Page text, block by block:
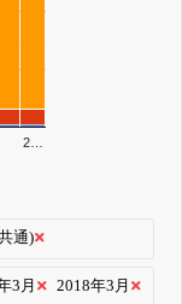
2…
通)
3月
2018年3月